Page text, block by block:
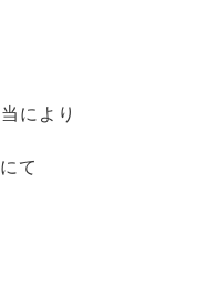
により
て